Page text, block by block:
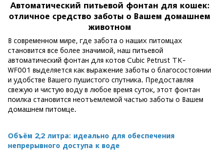
Автоматический питьевой фонтан для кошек:
отличное средство заботы о Вашем домашнем
животном
В современном мире, где забота о наших питомцах
становится все более значимой, наш питьевой
автоматический фонтан для котов Cubic Petrust TK-
WF001 выделяется как выражение заботы о благосостоянии
и удобстве Вашего пушистого спутника. Предоставляя
свежую и чистую воду в любое время суток, этот фонтан
поилка становится неотъемлемой частью заботы о Вашем
домашнем питомце.
Объём 2,2 литра: идеально для обеспечения
непрерывного доступа к воде